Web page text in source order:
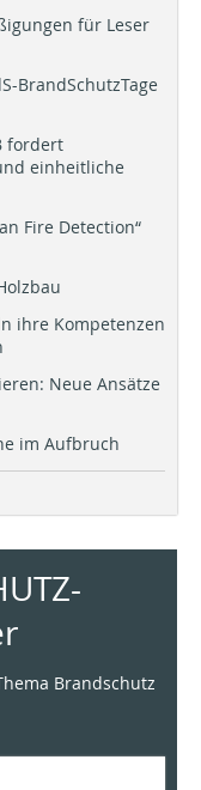
für Leser
BrandSchutzTage
fordert
einheitliche
Fire Detection“
ihre Kompetenzen
Neue Ansätze
im Aufbruch
Brandschutz